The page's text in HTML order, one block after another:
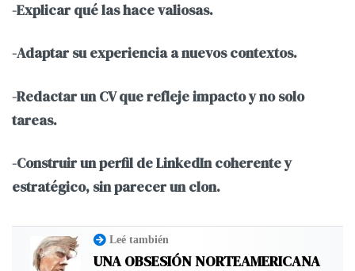
-Explicar qué las hace valiosas.
-Adaptar su experiencia a nuevos contextos.
-Redactar un CV que refleje impacto y no solo
tareas.
-Construir un perfil de LinkedIn coherente y
estratégico, sin parecer un clon.
Leé también
UNA OBSESIÓN NORTEAMERICANA